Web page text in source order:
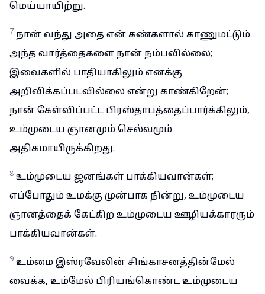
மெய்யாயிற்று.
7 நான் வந்து அதை என் கண்களால் காணுமட்டும்
அந்த வார்த்தைகளை நான் நம்பவில்லை;
இவைகளில் பாதியாகிலும் எனக்கு
அறிவிக்கப்படவில்லை என்று காண்கிறேன்;
நான் கேள்விப்பட்ட பிரஸ்தாபத்தைப்பார்க்கிலும்,
உம்முடைய ஞானமும் செல்வமும்
அதிகமாயிருக்கிறது.
8 உம்முடைய ஜனங்கள் பாக்கியவான்கள்;
எப்போதும் உமக்கு முன்பாக நின்று, உம்முடைய
ஞானத்தைக் கேட்கிற உம்முடைய ஊழியக்காரரும்
பாக்கியவான்கள்.
9 உம்மை இஸ்ரவேலின் சிங்காசனத்தின்மேல்
வைக்க, உம்மேல் பிரியங்கொண்ட உம்முடைய